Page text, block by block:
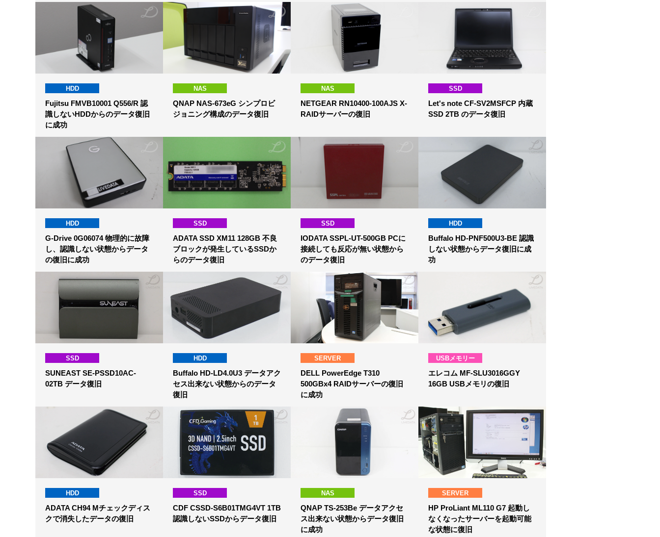
HDD
Fujitsu FMVB10001 Q556/R 認
識しないHDDからのデータ復旧
に成功
NAS
QNAP NAS-673eG シンプロビ
ジョニング構成のデータ復旧
NAS
NETGEAR RN10400-100AJS X-
RAIDサーバーの復旧
SSD
Let's note CF-SV2MSFCP 内蔵
SSD 2TB のデータ復旧
HDD
G-Drive 0G06074 物理的に故障
し、認識しない状態からデータ
の復旧に成功
SSD
ADATA SSD XM11 128GB 不良
ブロックが発生しているSSDか
らのデータ復旧
SSD
IODATA SSPL-UT-500GB PCに
接続しても反応が無い状態から
のデータ復旧
HDD
Buffalo HD-PNF500U3-BE 認識
しない状態からデータ復旧に成
功
SSD
SUNEAST SE-PSSD10AC-
02TB データ復旧
HDD
Buffalo HD-LD4.0U3 データアク
セス出来ない状態からのデータ
復旧
SERVER
DELL PowerEdge T310
500GBx4 RAIDサーバーの復旧
に成功
USBメモリー
エレコム MF-SLU3016GGY
16GB USBメモリの復旧
HDD
ADATA CH94 Mチェックディス
クで消失したデータの復旧
SSD
CDF CSSD-S6B01TMG4VT 1TB
認識しないSSDからデータ復旧
NAS
QNAP TS-253Be データアクセ
ス出来ない状態からデータ復旧
に成功
SERVER
HP ProLiant ML110 G7 起動し
なくなったサーバーを起動可能
な状態に復旧